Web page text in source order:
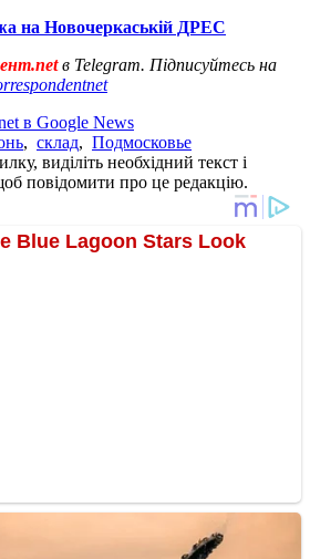
на Новочеркаській ДРЕС
в Telegram. Підписуйтесь на
в Google News
, склад, Подмосковье
виділіть необхідний текст і
повідомити про це редакцію.